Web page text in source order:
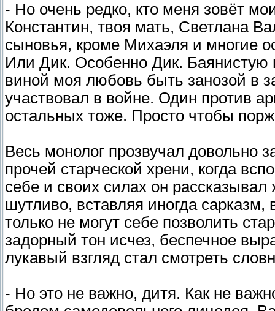
- Но очень редко, кто меня зовёт
Константин, твоя мать, Светлана
сыновья, кроме Михаэля и многие
Или Дик. Особенно Дик.
виной моя любовь быть занозой в
участвовал в войне. Один против
остальных тоже. Просто чтобы
Весь монолог прозвучал довольно
прочей старческой хрени, когда
себе и своих силах он
шутливо, вставляя иногда
только не могут себе позволить
задорный тон исчез, беспечное
лукавый взгляд стал смотреть
- Но это не важно, дитя. Как не